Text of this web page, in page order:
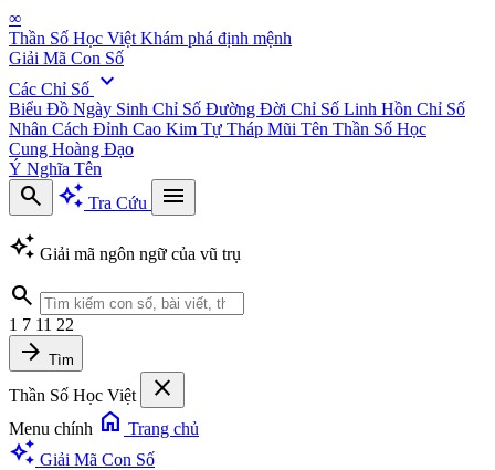
∞
Thần Số Học Việt Khám phá định mệnh
Giải Mã Con Số
Các Chỉ Số expand_more
Biểu Đồ Ngày Sinh Chỉ Số Đường Đời Chỉ Số Linh Hồn Chỉ Số
Nhân Cách Đỉnh Cao Kim Tự Tháp Mũi Tên Thần Số Học
Cung Hoàng Đạo
Ý Nghĩa Tên
search auto_awesome Tra Cứu
menu
auto_awesome Giải mã ngôn ngữ của vũ trụ
search
1 7 11 22
arrow_forward Tìm
Thần Số Học Việt close
Menu chính home Trang chủ
auto_awesome Giải Mã Con Số